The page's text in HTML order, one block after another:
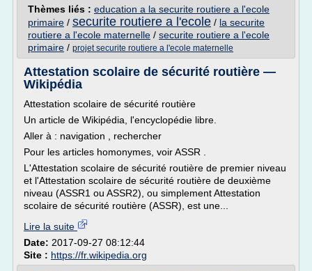
Thèmes liés : education a la securite routiere a l'ecole
primaire / securite routiere a l'ecole / la securite
routiere a l'ecole maternelle / securite routiere a l'ecole
primaire / projet securite routiere a l'ecole maternelle
Attestation scolaire de sécurité routière —
Wikipédia
Attestation scolaire de sécurité routière
Un article de Wikipédia, l'encyclopédie libre.
Aller à : navigation , rechercher
Pour les articles homonymes, voir ASSR .
L'Attestation scolaire de sécurité routière de premier niveau
et l'Attestation scolaire de sécurité routière de deuxième
niveau (ASSR1 ou ASSR2), ou simplement Attestation
scolaire de sécurité routière (ASSR), est une...
Lire la suite
Date: 2017-09-27 08:12:44
Site : https://fr.wikipedia.org